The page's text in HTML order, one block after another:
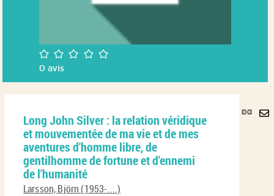
/5
0avis
Lien
Long John Silver : la relation véridique
et mouvementée de ma vie et de mes
aventures d'homme libre, de
gentilhomme de fortune et d'ennemi
de l'humanité
Larsson, Björn (1953-....)